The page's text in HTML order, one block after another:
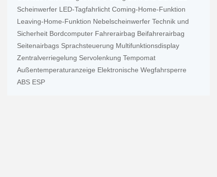
Scheinwerfer LED-Tagfahrlicht Coming-Home-Funktion
Leaving-Home-Funktion Nebelscheinwerfer Technik und
Sicherheit Bordcomputer Fahrerairbag Beifahrerairbag
Seitenairbags Sprachsteuerung Multifunktionsdisplay
Zentralverriegelung Servolenkung Tempomat
Außentemperaturanzeige Elektronische Wegfahrsperre
ABS ESP